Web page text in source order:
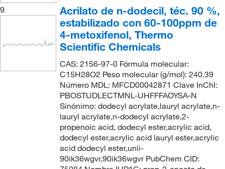
9
Acrilato de n-dodecil, téc. 90 %,
estabilizado con 60-100ppm de
4-metoxifenol, Thermo
Scientific Chemicals
CAS: 2156-97-0 Fórmula molecular:
C15H28O2 Peso molecular (g/mol): 240.39
Número MDL: MFCD00042871 Clave InChI:
PBOSTUDLECTMNL-UHFFFAOYSA-N
Sinónimo: dodecyl acrylate,lauryl acrylate,n-
lauryl acrylate,n-dodecyl acrylate,2-
propenoic acid, dodecyl ester,acrylic acid,
dodecyl ester,acrylic acid lauryl ester,acrylic
acid dodecyl ester,unii-
90ik36wgvr,90ik36wgvr PubChem CID: